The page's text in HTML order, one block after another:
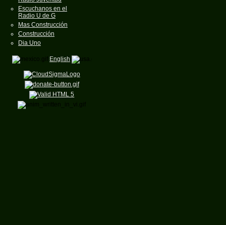
Escuchanos en el
Radio U de G
Mas Construcción
Construcción
Dia Uno
English